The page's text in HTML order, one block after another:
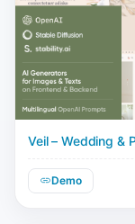
Veil – Wedding &
Demo